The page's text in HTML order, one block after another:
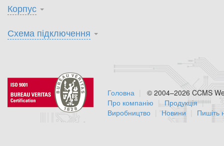
Корпус
Схема підключення
© 2004–2026 CCMS
Головна
Про компанію
Продукція
Виробництво
Новини Пишіть